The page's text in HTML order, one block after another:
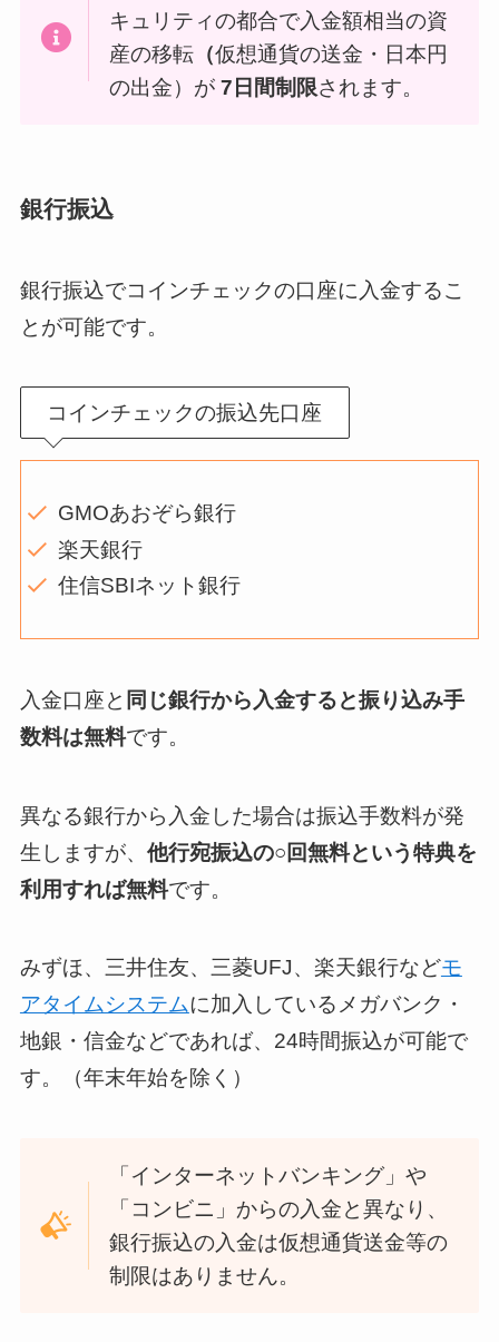
キュリティの都合で入金額相当の資
産の移転（仮想通貨の送金・日本円
の出金）が7日間制限されます。
銀行振込
銀行振込でコインチェックの口座に入金するこ
とが可能です。
コインチェックの振込先口座
GMOあおぞら銀行
楽天銀行
住信SBIネット銀行
入金口座と 同じ銀行から入金すると振り込み手
数料は無料です。
異なる銀行から入金した場合は振込手数料が発
生しますが、 他行宛振込の○回無料という特典を
利用すれば無料です。
みずほ、三井住友、三菱UFJ、楽天銀行などモ
アタイムシステムに加入しているメガバンク・
地銀・信金などであれば、24時間振込が可能で
す。（年末年始を除く）
「インターネットバンキング」や
「コンビニ」からの入金と異なり、
銀行振込の入金は仮想通貨送金等の
制限はありません。